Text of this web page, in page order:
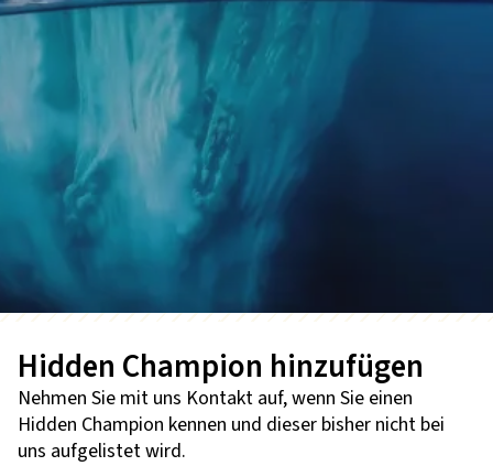
Hidden Champion hinzufügen
Nehmen Sie mit uns Kontakt auf, wenn Sie einen
Hidden Champion kennen und dieser bisher nicht bei
uns aufgelistet wird.